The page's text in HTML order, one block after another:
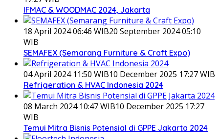
IFMAC & WOODMAC 2024, Jakarta
18 April 2024 06:46 WIB20 September 2024 05:10
WIB
SEMAFEX (Semarang Furniture & Craft Expo)
04 April 2024 11:50 WIB10 December 2025 17:27 WIB
Refrigeration & HVAC Indonesia 2024
08 March 2024 10:47 WIB10 December 2025 17:27
WIB
Temui Mitra Bisnis Potensial di GPPE Jakarta 2024